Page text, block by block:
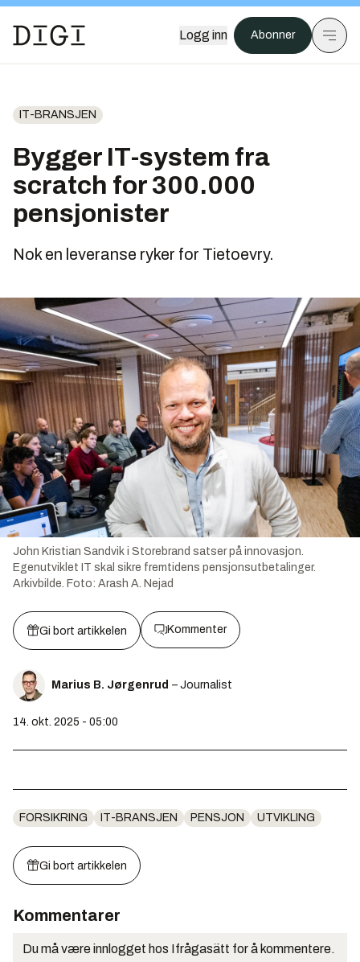
Logg inn Abonner
IT-BRANSJEN
Bygger IT-system fra
scratch for 300.000
pensjonister
Nok en leveranse ryker for Tietoevry.
John Kristian Sandvik i Storebrand satser på innovasjon.
Egenutviklet IT skal sikre fremtidens pensjonsutbetalinger.
Arkivbilde. Foto: Arash A. Nejad
Gi bort artikkelen Kommenter
Marius B. Jørgenrud – Journalist
14. okt. 2025 - 05:00
FORSIKRING IT-BRANSJEN PENSJON UTVIKLING
Gi bort artikkelen
Kommentarer
Du må være innlogget hos Ifrågasätt for å kommentere.